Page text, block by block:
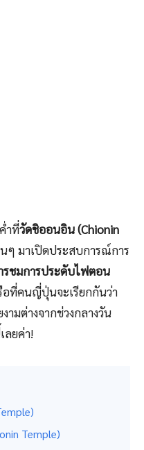
ำที่วัดชิออนอิน (Chionin
ๆ มาเปิดประสบการณ์การ
รชมการประดับไฟตอน
อที่คนญี่ปุ่นจะเรียกกันว่า
ามต่างจากช่วงกลางวัน
ลยค่า!
Temple)